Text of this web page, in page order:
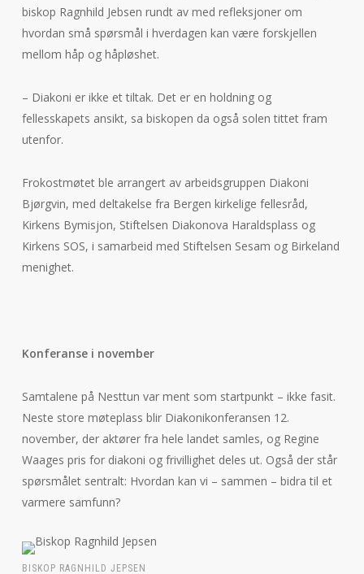
biskop Ragnhild Jebsen rundt av med refleksjoner om
hvordan små spørsmål i hverdagen kan være forskjellen
mellom håp og håpløshet.
– Diakoni er ikke et tiltak. Det er en holdning og
fellesskapets ansikt, sa biskopen da også solen tittet fram
utenfor.
Frokostmøtet ble arrangert av arbeidsgruppen Diakoni
Bjørgvin, med deltakelse fra Bergen kirkelige fellesråd,
Kirkens Bymisjon, Stiftelsen Diakonova Haraldsplass og
Kirkens SOS, i samarbeid med Stiftelsen Sesam og Birkeland
menighet.
Konferanse i november
Samtalene på Nesttun var ment som startpunkt – ikke fasit.
Neste store møteplass blir Diakonikonferansen 12.
november, der aktører fra hele landet samles, og Regine
Waages pris for diakoni og frivillighet deles ut. Også der står
spørsmålet sentralt: Hvordan kan vi – sammen – bidra til et
varmere samfunn?
BISKOP RAGNHILD JEPSEN